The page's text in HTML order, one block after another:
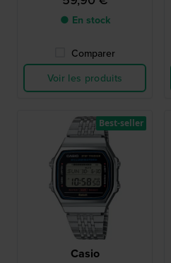
● En stock
Comparer
Voir les produits
Casio
Best-seller